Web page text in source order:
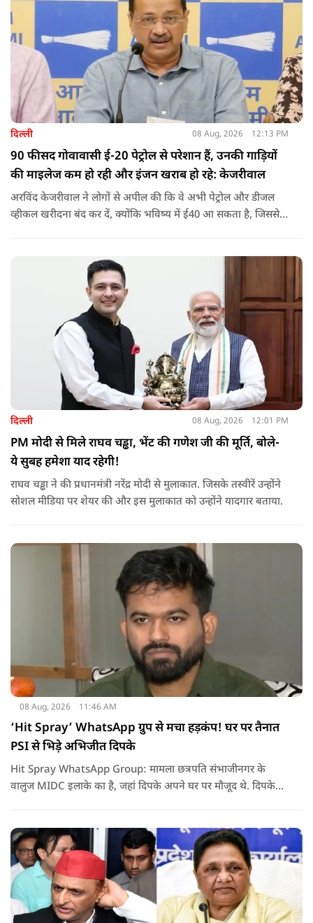
दिल्ली 08 Aug, 2026 12:13 PM
90 फीसद गोवावासी ई-20 पेट्रोल से परेशान हैं, उनकी गाड़ियों
की माइलेज कम हो रही और इंजन खराब हो रहे: केजरीवाल
अरविंद केजरीवाल ने लोगों से अपील की कि वे अभी पेट्रोल और डीजल
व्हीकल खरीदना बंद कर दें, क्योंकि भविष्य में ई40 आ सकता है, जिससे
दिल्ली 08 Aug, 2026 12:01 PM
PM मोदी से मिले राघव चड्ढा, भेंट की गणेश जी की मूर्ति, बोले-
ये सुबह हमेशा याद रहेगी!
राघव चड्ढा ने की प्रधानमंत्री नरेंद्र मोदी से मुलाकात. जिसके तस्वीरें उन्होंने
सोशल मीडिया पर शेयर की और इस मुलाकात को उन्होंने यादगार बताया.
08 Aug, 2026 11:46 AM
‘Hit Spray’ WhatsApp ग्रुप से मचा हड़कंप! घर पर तैनात
PSI से भिड़े अभिजीत दिपके
Hit Spray WhatsApp Group: मामला छत्रपति संभाजीनगर के
वालुज MIDC इलाके का है, जहां दिपके अपने घर पर मौजूद थे. दिपके
को लेकर दिपके की पुलिस अधिकारी से तीखी बहस हो गई.